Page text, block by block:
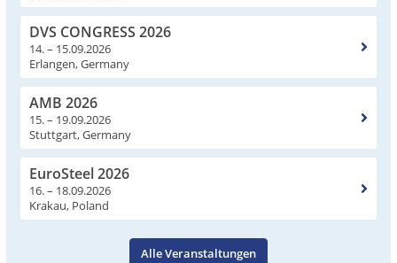
DVS CONGRESS 2026
14. – 15.09.2026
Erlangen, Germany
AMB 2026
15. – 19.09.2026
Stuttgart, Germany
EuroSteel 2026
16. – 18.09.2026
Krakau, Poland
Alle Veranstaltungen